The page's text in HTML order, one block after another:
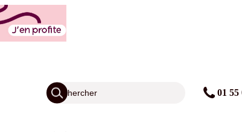
01 55
des créances commerciales
Points forts